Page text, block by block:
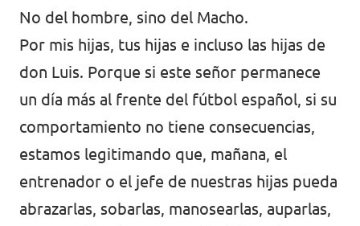
No del hombre, sino del Macho.
Por mis hijas, tus hijas e incluso las hijas de
don Luis. Porque si este señor permanece
un día más al frente del fútbol español, si su
comportamiento no tiene consecuencias,
estamos legitimando que, mañana, el
entrenador o el jefe de nuestras hijas pueda
abrazarlas, sobarlas, manosearlas, auparlas,